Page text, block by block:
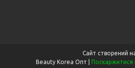
Сайт створений
Поскаржитися